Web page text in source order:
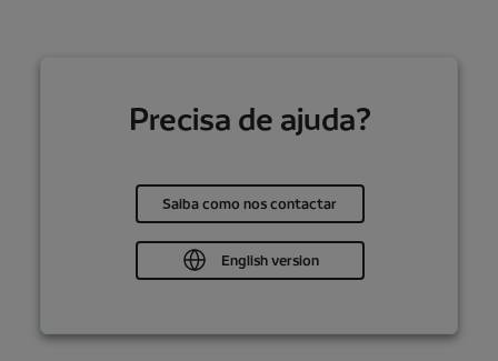
Precisa de ajuda?
Saiba como nos contactar
English version